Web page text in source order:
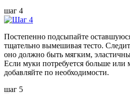
шаг 4
Постепенно подсыпайте
тщательно вымешивая тесто.
оно должно быть мягким,
Если муки потребуется больше или
добавляйте по необходимости.
шаг 5